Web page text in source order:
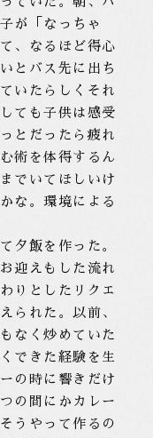
が「なっちゃ
、なるほど得心
とバス先に出ち
いたらしくそれ
ても子供は感受
とだったら疲れ
術を体得するん
でいてほしいけ
な。環境による
夕飯を作った。
迎えもした流れ
りとしたリクエ
られた。以前、
なく炒めていた
できた経験を生
の時に響きだけ
の間にかカレー
うやって作るの